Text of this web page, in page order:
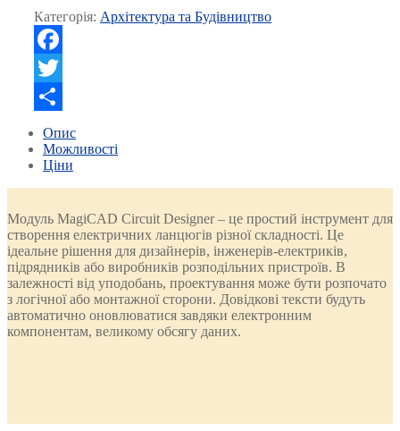
Категорія: Архітектура та Будівництво
Facebook
Twitter
Поділитися
Опис
Можливості
Ціни
Модуль MagiCAD Circuit Designer – це простий інструмент для
створення електричних ланцюгів різної складності. Це
ідеальне рішення для дизайнерів, інженерів-електриків,
підрядників або виробників розподільних пристроїв. В
залежності від уподобань, проектування може бути розпочато
з логічної або монтажної сторони. Довідкові тексти будуть
автоматично оновлюватися завдяки електронним
компонентам, великому обсягу даних.